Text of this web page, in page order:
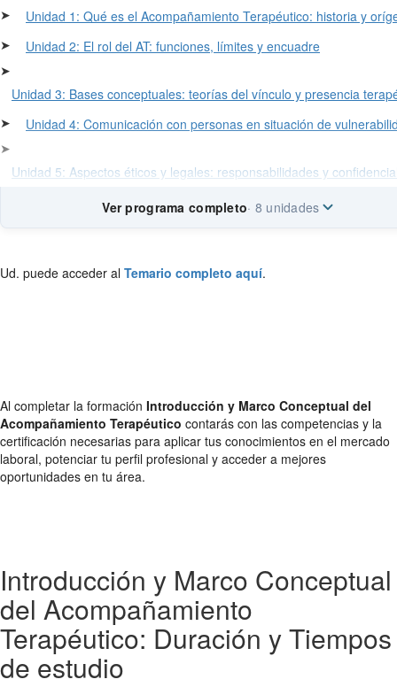
➤
Unidad 1: Qué es el Acompañamiento Terapéutico: historia y
➤
Unidad 2: El rol del AT: funciones, límites y encuadre
➤
Unidad 3: Bases conceptuales: teorías del vínculo y presencia
➤
Unidad 4: Comunicación con personas en situación de
➤
Unidad 5: Aspectos éticos y legales: responsabilidades y
Ver programa completo· 8 unidades
Ud. puede acceder al Temario completo aquí.
Al completar la formación Introducción y Marco Conceptual del
Acompañamiento Terapéutico contarás con las competencias y la
certificación necesarias para aplicar tus conocimientos en el mercado
laboral, potenciar tu perfil profesional y acceder a mejores
oportunidades en tu área.
Introducción y Marco Conceptual
del Acompañamiento
Terapéutico: Duración y Tiempos
de estudio